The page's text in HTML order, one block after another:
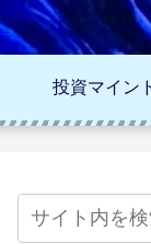
投資マイン